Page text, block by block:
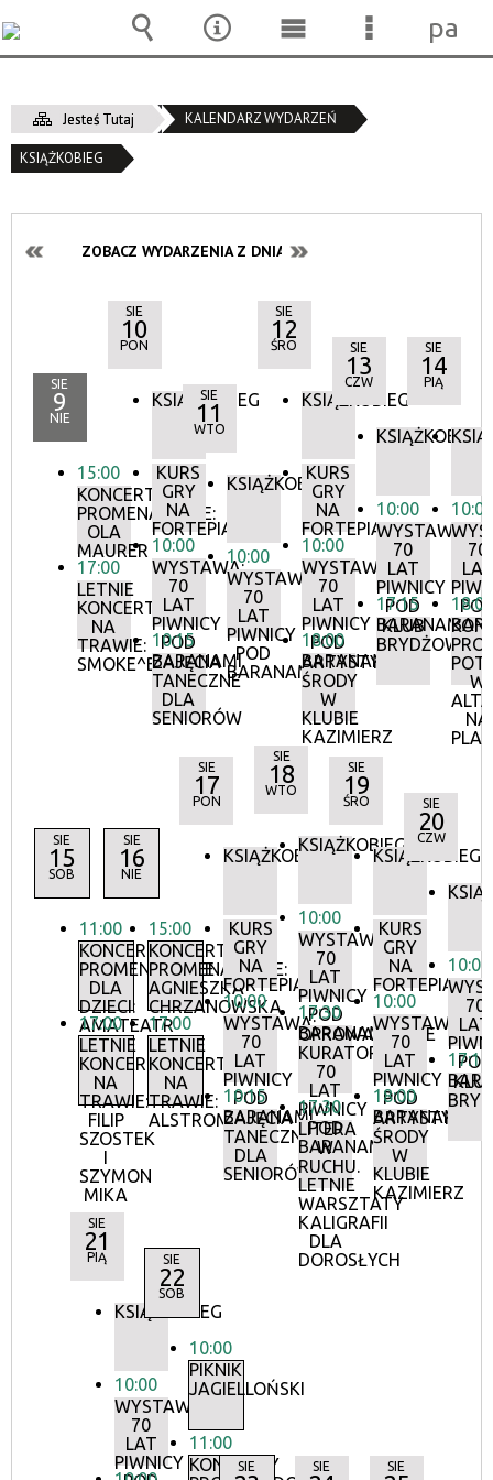
Jesteś Tutaj KALENDARZ WYDARZEŃ
KSIĄŻKOBIEG
ZOBACZ WYDARZENIA Z DNIA:
SIE
9
NIE
15:00
KONCERTY
PROMENADOWE:
OLA
MAURER
17:00
LETNIE
KONCERTY
NA
TRAWIE:
SMOKE^BLUES
SIE
10
PON
KSIĄŻKOBIEG
KURS
GRY
NA
FORTEPIANIE
10:00
WYSTAWA:
70
LAT
PIWNICY
POD
BARANAMI
10:15
ZAJĘCIA
TANECZNE
DLA
SENIORÓW
SIE
11
WTO
KSIĄŻKOBIEG
10:00
WYSTAWA:
70
LAT
PIWNICY
POD
BARANAMI
SIE
12
ŚRO
KSIĄŻKOBIEG
KURS
GRY
NA
FORTEPIANIE
10:00
WYSTAWA:
70
LAT
PIWNICY
POD
BARANAMI
18:00
ARTYSTYCZNE
ŚRODY
W
KLUBIE
KAZIMIERZ
SIE
13
CZW
KSIĄŻKOBIEG
10:00
WYSTAWA:
70
LAT
PIWNICY
POD
BARANAMI
17:15
KLUB
BRYDŻOWY
SIE
14
PIĄ
10:00
70
LAT
18:00
W
NA
SIE
15
SOB
11:00
KONCERTY
PROMENADOWE
DLA
DZIECI:
AMATEATR
17:00
LETNIE
KONCERTY
NA
TRAWIE:
FILIP
SZOSTEK
I
SZYMON
MIKA
SIE
16
NIE
15:00
KONCERTY
PROMENADOWE:
AGNIESZKA
CHRZANOWSKA
17:00
LETNIE
KONCERTY
NA
TRAWIE:
ALSTROMERIE
SIE
17
PON
KSIĄŻKOBIEG
KURS
GRY
NA
FORTEPIANIE
10:00
WYSTAWA:
70
LAT
PIWNICY
POD
BARANAMI
10:15
ZAJĘCIA
TANECZNE
DLA
SENIORÓW
SIE
18
WTO
KSIĄŻKOBIEG
10:00
WYSTAWA:
70
LAT
PIWNICY
POD
BARANAMI
17:30
OPROWADZANIE
KURATORSKIE:
70
LAT
PIWNICY
POD
BARANAMI
17:30
LITERA
W
RUCHU.
LETNIE
WARSZTATY
KALIGRAFII
DLA
DOROSŁYCH
SIE
19
ŚRO
KSIĄŻKOBIEG
KURS
GRY
NA
FORTEPIANIE
10:00
WYSTAWA:
70
LAT
PIWNICY
POD
BARANAMI
18:00
ŚRODY
W
KLUBIE
KAZIMIERZ
SIE
20
CZW
10:00
70
LAT
POD
17:15
SIE
21
PIĄ
KSIĄŻKOBIEG
10:00
WYSTAWA:
70
LAT
PIWNICY
SIE
22
SOB
10:00
PIKNIK
JAGIELLOŃSKI
11:00
KONCERTY
SIE SIE SIE
Wyszukiwarka
Narzędzia
MenuMenu